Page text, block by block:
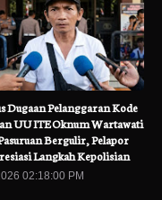
Dugaan Pelanggaran Kode
UU ITE Oknum Wartawati
Bergulir, Pelapor
Langkah Kepolisian
02:18:00 PM